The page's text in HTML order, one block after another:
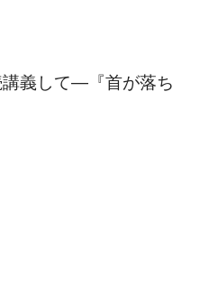
義して― 『首が落ち